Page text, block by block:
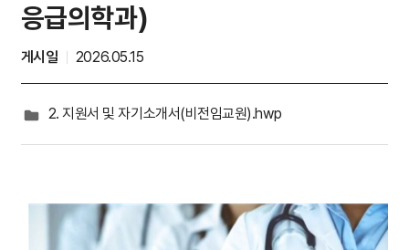
진료비 하이패스
가정간호
신청방법
응급의학과)
게시일 2026.05.15
2. 지원서 및 자기소개서(비전임교원).hwp